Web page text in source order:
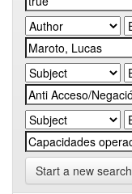
Start a new search